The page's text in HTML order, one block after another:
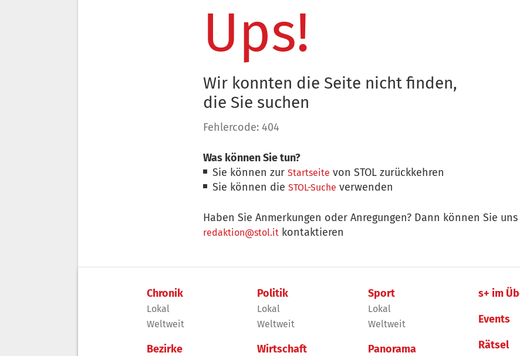
Ups!
Wir konnten die Seite nicht finden,
die Sie suchen
Fehlercode: 404
Was können Sie tun?
Sie können zurStartseite von STOL zurückkehren
Sie können dieSTOL-Suche verwenden
Haben Sie Anmerkungen oder Anregungen? Dann können Sie
redaktion@stol.it kontaktieren
Chronik
Lokal
Weltweit
Bezirke
Politik
Lokal
Weltweit
Wirtschaft
Sport
Lokal
Weltweit
Panorama
s+ im
Events
Rätsel